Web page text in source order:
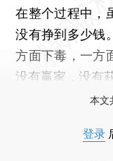
在整个过程中，
没有挣到多少钱
方面下毒，一方
没有赢家，没有
本文
登录